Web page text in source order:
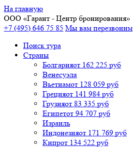
На главную
ООО «Гарант - Центр бронирования»
+7 (495) 646 75 85 Мы вам перезвоним
Поиск тура
Cтраны
Болгарияот 162 225 руб
Венесуэла
Вьетнамот 128 059 руб
Грецияот 141 984 руб
Грузияот 83 335 руб
Египетот 94 707 руб
Израиль
Индонезияот 171 769 руб
Кипрот 134 522 руб